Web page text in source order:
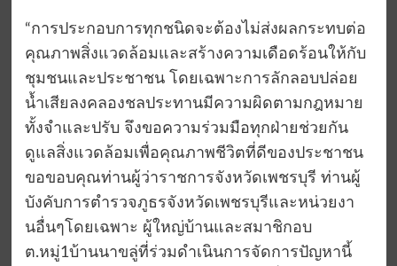
“การประกอบการทุกชนิดจะต้องไม่ส่งผลกระทบต่อ
คุณภาพสิ่งแวดล้อมและสร้างความเดือดร้อนให้กับ
ชุมชนและประชาชน โดยเฉพาะการลักลอบปล่อย
น้ำเสียลงคลองชลประทานมีความผิดตามกฎหมาย
ทั้งจำและปรับ จึงขอความร่วมมือทุกฝ่ายช่วยกัน
ดูแลสิ่งแวดล้อมเพื่อคุณภาพชีวิตที่ดีของประชาชน
ขอขอบคุณท่านผู้ว่าราชการจังหวัดเพชรบุรี ท่านผู้
บังคับการตำรวจภูธรจังหวัดเพชรบุรีและหน่วยงา
นอื่นๆโดยเฉพาะ ผู้ใหญ่บ้านและสมาชิกอบ
ต.หมู่1บ้านนาขลู่ที่ร่วมดำเนินการจัดการปัญหานี้